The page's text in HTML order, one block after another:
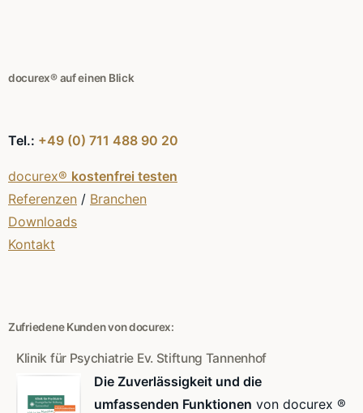
docurex® auf einen Blick
Tel.: +49 (0) 711 488 90 20
docurex® kostenfrei testen
Referenzen / Branchen
Downloads
Kontakt
Zufriedene Kunden von docurex:
Klinik für Psychiatrie Ev. Stiftung Tannenhof
Die Zuverlässigkeit und die
umfassenden Funktionen von docurex ®